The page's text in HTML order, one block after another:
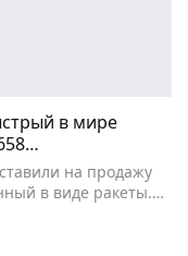
в мире
на продажу
в виде ракеты.…